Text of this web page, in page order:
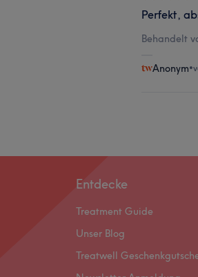
Perfekt,
Behandelt
Anonym•
Entdecke
Treatment Guide
Unser Blog
Treatwell